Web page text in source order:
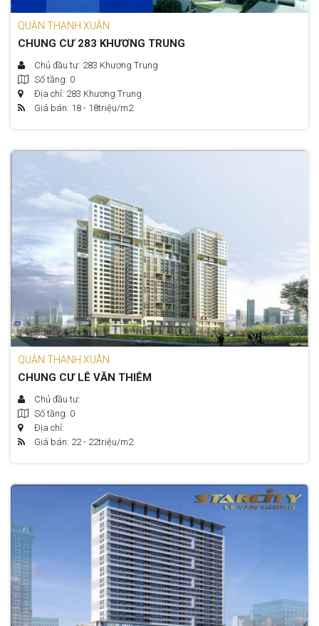
QUẬN THANH XUÂN
CHUNG CƯ 283 KHƯƠNG TRUNG
Chủ đầu tư: 283 Khương Trung
Số tầng: 0
Địa chỉ: 283 Khương Trung
Giá bán: 18 - 18triệu/m2
QUẬN THANH XUÂN
CHUNG CƯ LÊ VĂN THIÊM
Chủ đầu tư:
Số tầng: 0
Địa chỉ:
Giá bán: 22 - 22triệu/m2